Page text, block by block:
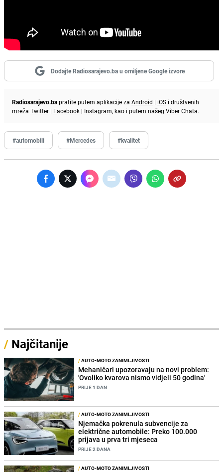
Dodajte Radiosarajevo.ba u omiljene Google izvore
Radiosarajevo.bapratite putem aplikacije za Android | iOS i društvenih
mreža Twitter | Facebook | Instagram, kao i putem našeg ViberChata.
#automobili #Mercedes #kvalitet
/ Najčitanije
/AUTO-MOTO ZANIMLJIVOSTI
Mehaničari upozoravaju na novi problem:
'Ovoliko kvarova nismo vidjeli 50 godina'
PRIJE 1 DAN
/AUTO-MOTO ZANIMLJIVOSTI
Njemačka pokrenula subvencije za
električne automobile: Preko 100.000
prijava u prva tri mjeseca
PRIJE 2 DANA
/AUTO-MOTO ZANIMLJIVOSTI